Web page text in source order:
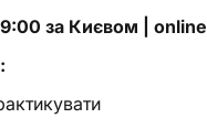
за Києвом | online